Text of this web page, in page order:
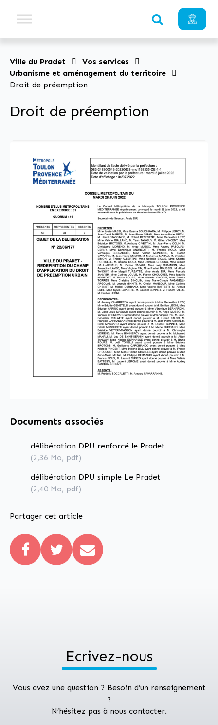
Ville du Pradet
Vos services
Urbanisme et aménagement du territoire
Droit de préemption
Droit de préemption
Documents associés
délibération DPU renforcé le Pradet
(2,36 Mo, pdf)
délibération DPU simple Le Pradet
(2,40 Mo, pdf)
Partager cet article
Ecrivez-nous
Vous avez une question ? Besoin d’un renseignement
?
N’hésitez pas à nous contacter.